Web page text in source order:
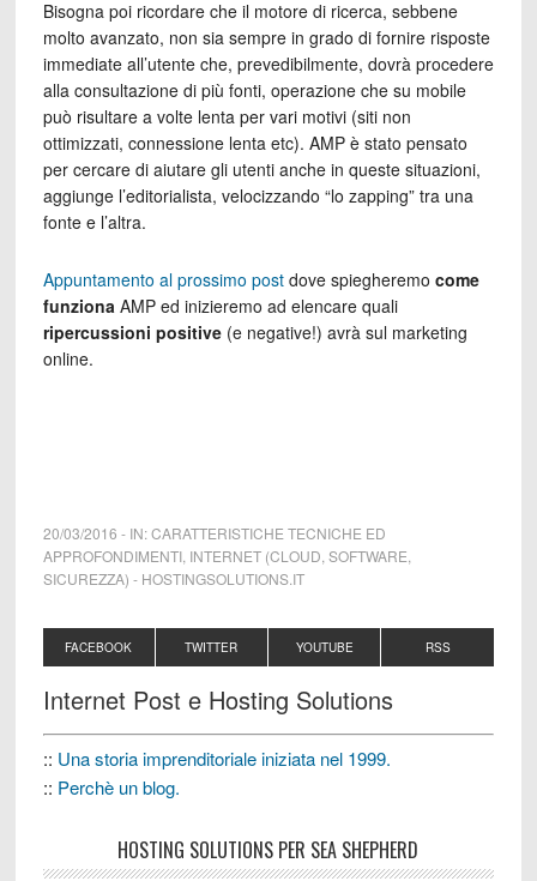
Bisogna poi ricordare che il motore di ricerca, sebbene
molto avanzato, non sia sempre in grado di fornire risposte
immediate all’utente che, prevedibilmente, dovrà procedere
alla consultazione di più fonti, operazione che su mobile
può risultare a volte lenta per vari motivi (siti non
ottimizzati, connessione lenta etc). AMP è stato pensato
per cercare di aiutare gli utenti anche in queste situazioni,
aggiunge l’editorialista, velocizzando “lo zapping” tra una
fonte e l’altra.
Appuntamento al prossimo postdove spiegheremo come
funziona AMP ed inizieremo ad elencare quali
ripercussioni positive(e negative!) avrà sul marketing
online.
20/03/2016 - IN:CARATTERISTICHE TECNICHE ED
APPROFONDIMENTI, INTERNET (CLOUD, SOFTWARE,
SICUREZZA) - HOSTINGSOLUTIONS.IT
FACEBOOK TWITTER YOUTUBE RSS
Internet Post e Hosting Solutions
:: Una storia imprenditoriale iniziata nel 1999.
:: Perchè un blog.
HOSTING SOLUTIONS PER SEA SHEPHERD